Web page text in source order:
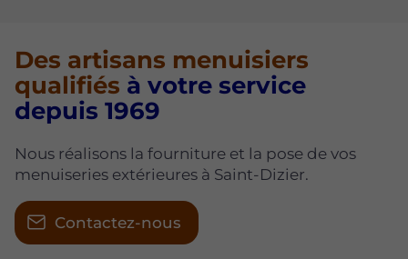
Des artisans menuisiers
qualifiés à votre service
depuis 1969
Nous réalisons la fourniture et la pose de vos
menuiseries extérieures à Saint-Dizier.
Contactez-nous